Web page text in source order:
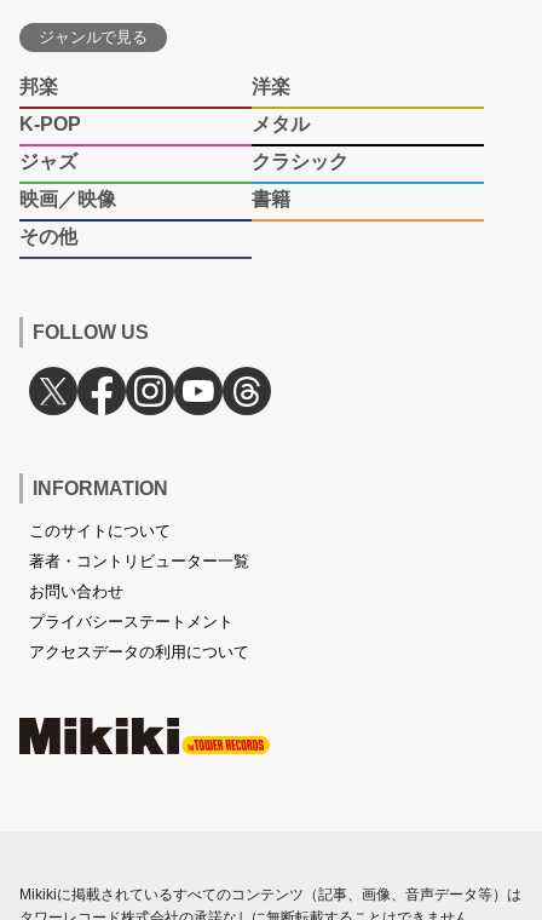
ジャンルで見る
邦楽
洋楽
K-POP
メタル
ジャズ
クラシック
映画／映像
書籍
その他
FOLLOW US
INFORMATION
このサイトについて
著者・コントリビューター一覧
お問い合わせ
プライバシーステートメント
アクセスデータの利用について
Mikikiに掲載されているすべてのコンテンツ（記事、画像、音声データ等）は